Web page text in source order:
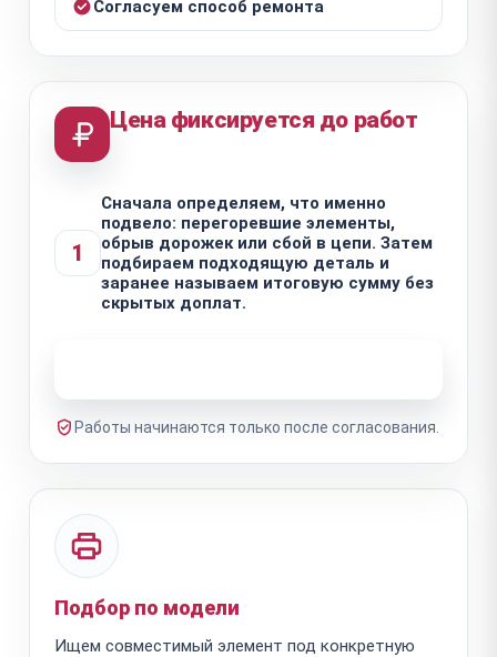
Согласуем способ ремонта
Цена фиксируется до работ
1
Сначала определяем, что именно
подвело: перегоревшие элементы,
обрыв дорожек или сбой в цепи. Затем
подбираем подходящую деталь и
заранее называем итоговую сумму без
скрытых доплат.
Работы начинаются только после согласования.
Подбор по модели
Ищем совместимый элемент под конкретную